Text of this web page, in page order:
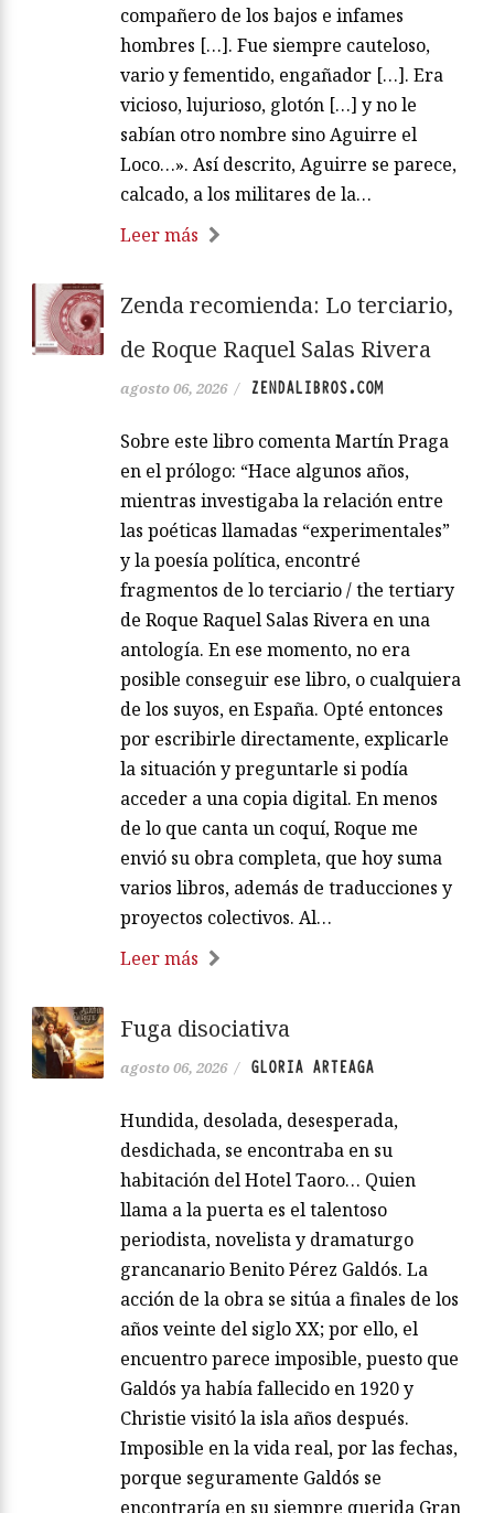
compañero de los bajos e infames
hombres […]. Fue siempre cauteloso,
vario y fementido, engañador […]. Era
vicioso, lujurioso, glotón […] y no le
sabían otro nombre sino Aguirre el
Loco…». Así descrito, Aguirre se parece,
calcado, a los militares de la…
Leer más
Zenda recomienda: Lo terciario,
de Roque Raquel Salas Rivera
agosto 06, 2026 / ZENDALIBROS.COM
Sobre este libro comenta Martín Praga
en el prólogo: “Hace algunos años,
mientras investigaba la relación entre
las poéticas llamadas “experimentales”
y la poesía política, encontré
fragmentos de lo terciario / the tertiary
de Roque Raquel Salas Rivera en una
antología. En ese momento, no era
posible conseguir ese libro, o cualquiera
de los suyos, en España. Opté entonces
por escribirle directamente, explicarle
la situación y preguntarle si podía
acceder a una copia digital. En menos
de lo que canta un coquí, Roque me
envió su obra completa, que hoy suma
varios libros, además de traducciones y
proyectos colectivos. Al…
Leer más
Fuga disociativa
agosto 06, 2026 / GLORIA ARTEAGA
Hundida, desolada, desesperada,
desdichada, se encontraba en su
habitación del Hotel Taoro… Quien
llama a la puerta es el talentoso
periodista, novelista y dramaturgo
grancanario Benito Pérez Galdós. La
acción de la obra se sitúa a finales de los
años veinte del siglo XX; por ello, el
encuentro parece imposible, puesto que
Galdós ya había fallecido en 1920 y
Christie visitó la isla años después.
Imposible en la vida real, por las fechas,
porque seguramente Galdós se
encontraría en su siempre querida Gran